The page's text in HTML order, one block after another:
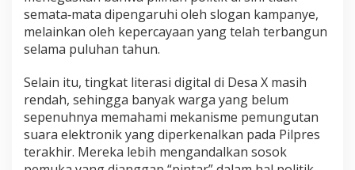
semata‑mata dipengaruhi oleh slogan kampanye,
melainkan oleh kepercayaan yang telah terbangun
selama puluhan tahun.
Selain itu, tingkat literasi digital di Desa X masih
rendah, sehingga banyak warga yang belum
sepenuhnya memahami mekanisme pemungutan
suara elektronik yang diperkenalkan pada Pilpres
terakhir. Mereka lebih mengandalkan sosok